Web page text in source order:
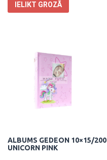
IELIKT GROZĀ
ALBUMS GEDEON 10×15/200
UNICORN PINK